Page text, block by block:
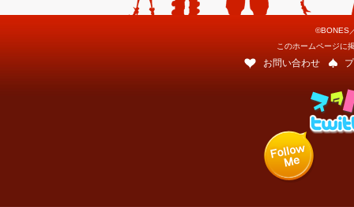
©BONES
このホームページに
お問い合わせ